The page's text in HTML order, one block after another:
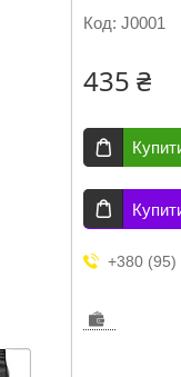
Код: J0001
435 ₴
+380 (95)